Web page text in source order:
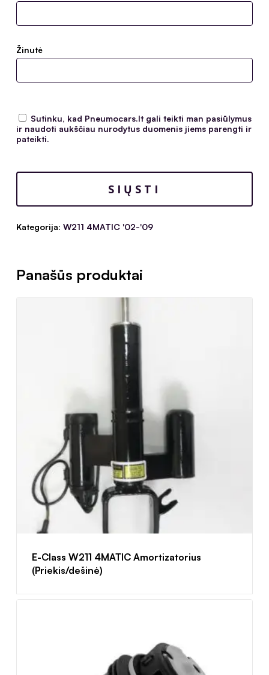
Žinutė
Sutinku, kad Pneumocars.lt gali teikti man pasiūlymus
ir naudoti aukščiau nurodytus duomenis jiems parengti ir
pateikti.
Kategorija: W211 4MATIC '02-'09
Panašūs produktai
E-Class W211 4MATIC Amortizatorius
(Priekis/dešinė)